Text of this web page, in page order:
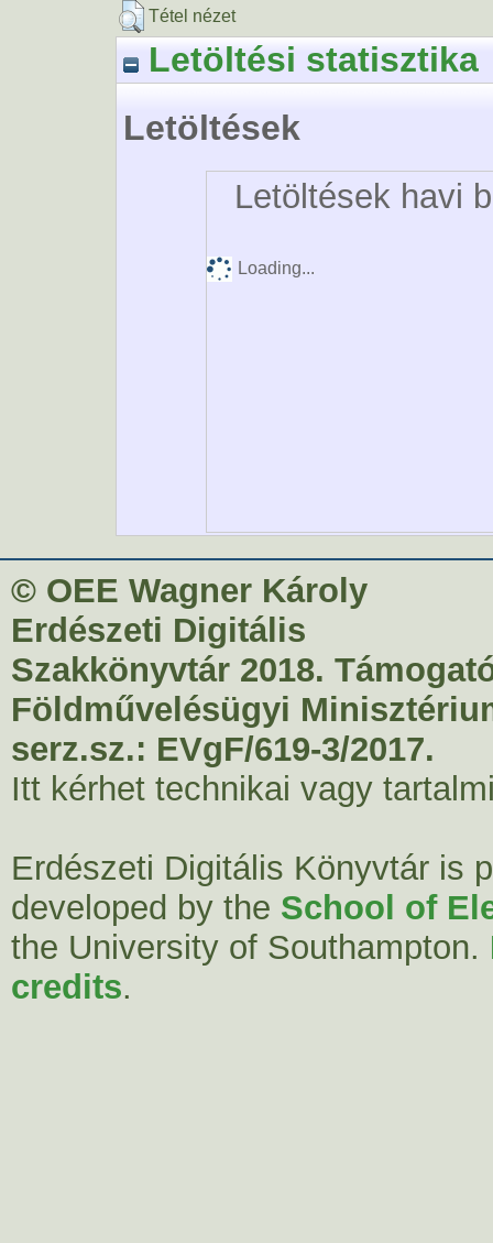
Tétel nézet
Letöltési statisztika
Letöltések
Letöltések havi
Loading...
© OEE Wagner Károly
Erdészeti Digitális
Szakkönyvtár 2018.
Földművelésügyi
serz.sz.: EVgF/619-3/2017.
Itt kérhet technikai vagy
Erdészeti Digitális Könyvtár is
developed by the School of
the University of Southampton.
credits.